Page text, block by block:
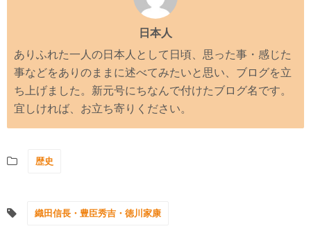
日本人
ありふれた一人の日本人として日頃、思った事・感じた
事などをありのままに述べてみたいと思い、ブログを立
ち上げました。新元号にちなんで付けたブログ名です。
宜しければ、お立ち寄りください。
歴史
織田信長・豊臣秀吉・徳川家康